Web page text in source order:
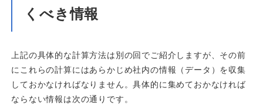
くべき情報
上記の具体的な計算方法は別の回でご紹介しますが、その前
にこれらの計算にはあらかじめ社内の情報（データ）を収集
しておかなければなりません。具体的に集めておかなければ
ならない情報は次の通りです。